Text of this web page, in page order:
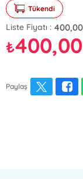
Tükendi
Liste Fiyatı : 400,00
₺400,00
Paylaş